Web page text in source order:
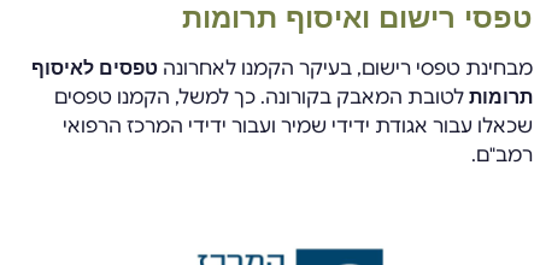
טפסי רישום ואיסוף תרומות
מבחינת טפסי רישום, בעיקר הקמנו לאחרונה טפסים לאיסוף
תרומות לטובת המאבק בקורונה. כך למשל, הקמנו טפסים
שכאלו עבור אגודת ידידי שמיר ועבור ידידי המרכז הרפואי
רמב"ם.